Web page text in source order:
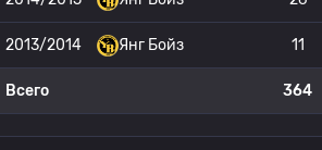
2013/2014 Янг Бойз 11
Всего 364